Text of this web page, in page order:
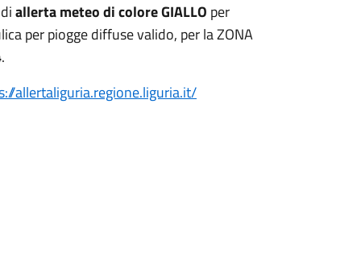
allerta meteo di colore GIALLO per
per piogge diffuse valido, per la ZONA
.
allertaliguria.regione.liguria.it/